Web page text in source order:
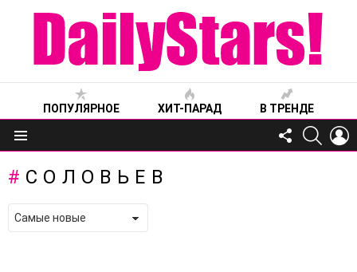
ПОПУЛЯРНОЕ ХИТ-ПАРАД В ТРЕНДЕ
Меню
FOLLOW
US
СОЛОВЬЕВ